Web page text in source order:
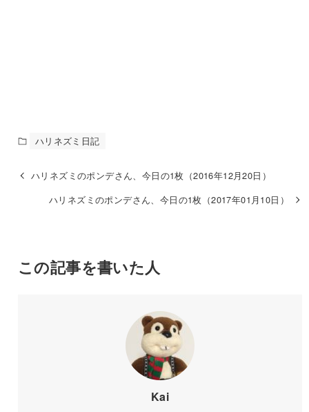
ハリネズミ日記
ハリネズミのポンデさん、今日の1枚（2016年12月20日）
ハリネズミのポンデさん、今日の1枚（2017年01月10日）
この記事を書いた人
Kai